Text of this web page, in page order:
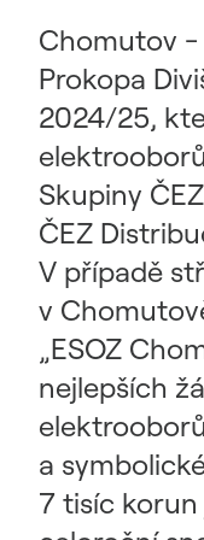
Chomutov
Prokopa
2024/25,
Skupiny
ČEZ
V případě
v
„ESOZ
nejlepších
a
7 tisíc